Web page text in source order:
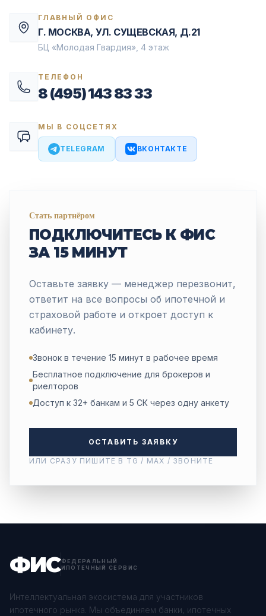
ГЛАВНЫЙ ОФИС
Г. МОСКВА, УЛ. СУЩЕВСКАЯ, Д.21
БЦ «Молодая Гвардия», 4 этаж
ТЕЛЕФОН
8 (495) 143 83 33
МЫ В СОЦСЕТЯХ
TELEGRAM ВКОНТАКТЕ
Стать партнёром
ПОДКЛЮЧИТЕСЬ К ФИС
ЗА 15 МИНУТ
Оставьте заявку — менеджер перезвонит,
ответит на все вопросы об ипотечной и
страховой работе и откроет доступ к
кабинету.
Звонок в течение 15 минут в рабочее время
Бесплатное подключение для брокеров и
риелторов
Доступ к 32+ банкам и 5 СК через одну анкету
ОСТАВИТЬ ЗАЯВКУ
ИЛИ СРАЗУ ПИШИТЕ В TG / MAX / ЗВОНИТЕ
ФИСФЕДЕРАЛЬНЫЙ
ИПОТЕЧНЫЙ СЕРВИС
Интеллектуальная экосистема для участников
ипотечного рынка. Мы объединяем банки, ипотечных